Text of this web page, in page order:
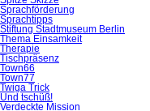
Sprachförderung
Sprachtipps
Stiftung Stadtmuseum Berlin
Thema Einsamkeit
Therapie
Tischpräsenz
Town66
Town77
Twiga Trick
Und tschüß!
Verdeckte Mission